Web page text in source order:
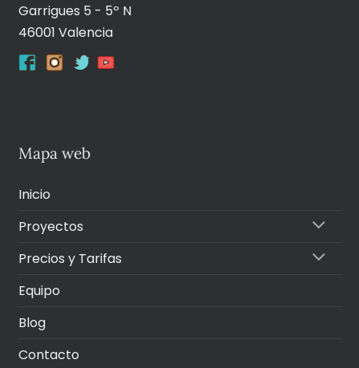
Garrigues 5 - 5º N
46001 Valencia
Mapa web
Inicio
Proyectos
Precios y Tarifas
Equipo
Blog
Contacto